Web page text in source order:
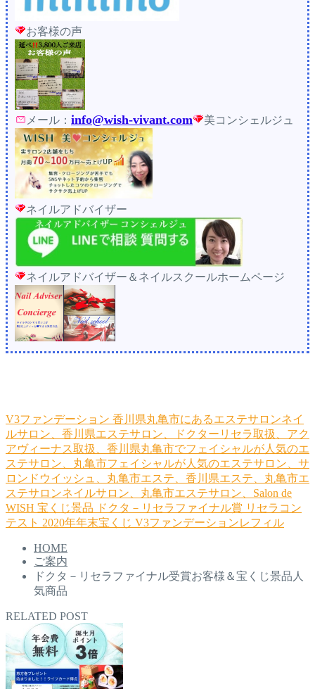
お客様の声
メール： info@wish-vivant.com 美コンシェルジュ
ネイルアドバイザー
ネイルアドバイザー＆ネイルスクールホームページ
V3ファンデーション 香川県丸亀市にあるエステサロンネイ
ルサロン、香川県エステサロン、ドクターリセラ取扱、アク
アヴィーナス取扱、香川県丸亀市でフェイシャルが人気のエ
ステサロン、丸亀市フェイシャルが人気のエステサロン、サ
ロンドウイッシュ、丸亀市エステ、香川県エステ、丸亀市エ
ステサロンネイルサロン、丸亀市エステサロン、Salon de
WISH 宝くじ景品 ドクタ－リセラファイナル賞 リセラコン
テスト 2020年年末宝くじ V3ファンデーションレフィル
HOME
ご案内
ドクタ－リセラファイナル受賞お客様＆宝くじ景品人
気商品
RELATED POST